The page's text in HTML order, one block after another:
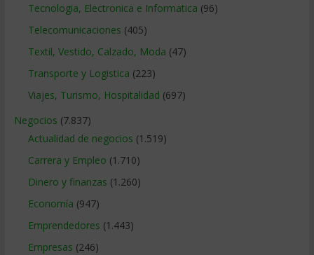
Tecnologia, Electronica e Informatica (96)
Telecomunicaciones (405)
Textil, Vestido, Calzado, Moda (47)
Transporte y Logistica (223)
Viajes, Turismo, Hospitalidad (697)
Negocios (7.837)
Actualidad de negocios (1.519)
Carrera y Empleo (1.710)
Dinero y finanzas (1.260)
Economía (947)
Emprendedores (1.443)
Empresas (246)